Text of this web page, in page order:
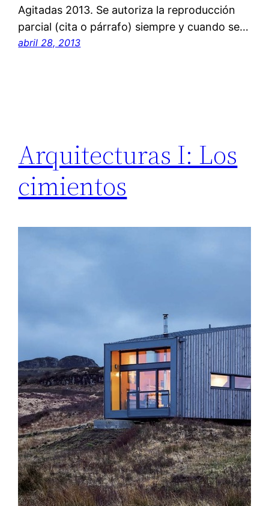
Agitadas 2013. Se autoriza la reproducción
parcial (cita o párrafo) siempre y cuando se…
abril 28, 2013
Arquitecturas I: Los
cimientos